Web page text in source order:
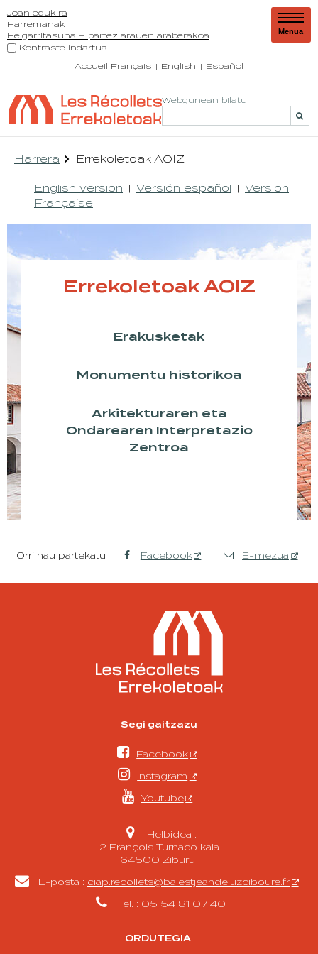
Joan edukira
Harremanak
Helgarritasuna – partez arauen araberakoa
Kontraste indartua
Accueil Français
English Español
Webgunean bilatu
Menua
Harrera Errekoletoak AOIZ
English version Versión español
Version
Française
Errekoletoak AOIZ
Erakusketak
Monumentu historikoa
Arkitekturaren eta
Ondarearen Interpretazio
Zentroa
Orri hau partekatu Facebook E-mezua
Segi gaitzazu
 Facebook
 Instagram
 Youtube

Helbidea :
2 François Turnaco kaia
64500 Ziburu
 E-posta : ciap.recollets@baiestjeandeluzciboure.fr
 Tel. : 05 54 81 07 40
ORDUTEGIA